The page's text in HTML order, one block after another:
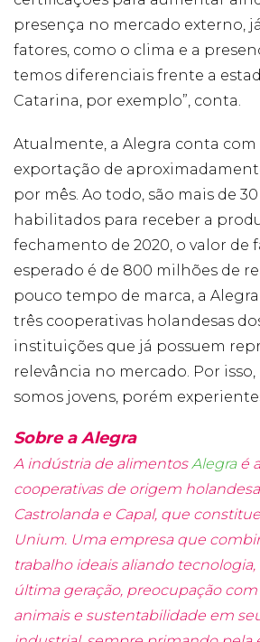
presença no mercado externo,
fatores, como o clima e a
temos diferenciais frente a
Catarina, por exemplo”, conta.
Atualmente, a Alegra conta
exportação de
por mês. Ao todo, são mais de
habilitados para receber a
fechamento de 2020, o valor de
esperado é de 800 milhões de
pouco tempo de marca, a
três cooperativas holandesas
instituições que já possuem
relevância no mercado. Por
somos jovens, porém
Sobre a Alegra
A indústria de alimentosAlegraé
cooperativas de origem
Castrolanda e Capal, que
Unium. Uma empresa que
trabalho ideais aliando
última geração, preocupação
animais e sustentabilidade em